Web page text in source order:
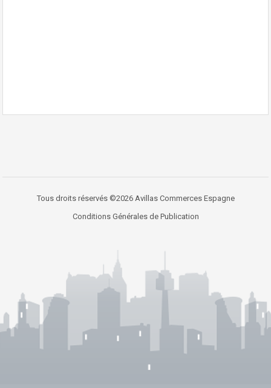
Tous droits réservés ©2026 Avillas Commerces Espagne
Conditions Générales de Publication